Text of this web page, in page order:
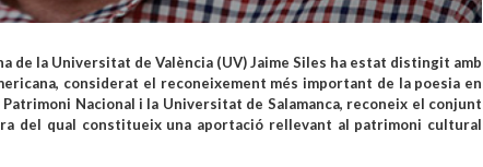
de la Universitat de València (UV) Jaime Siles ha estat distingit amb
considerat el reconeixement més important de la poesia en
Nacional i la Universitat de Salamanca, reconeix el conjunt
del qual constitueix una aportació rellevant al patrimoni cultural